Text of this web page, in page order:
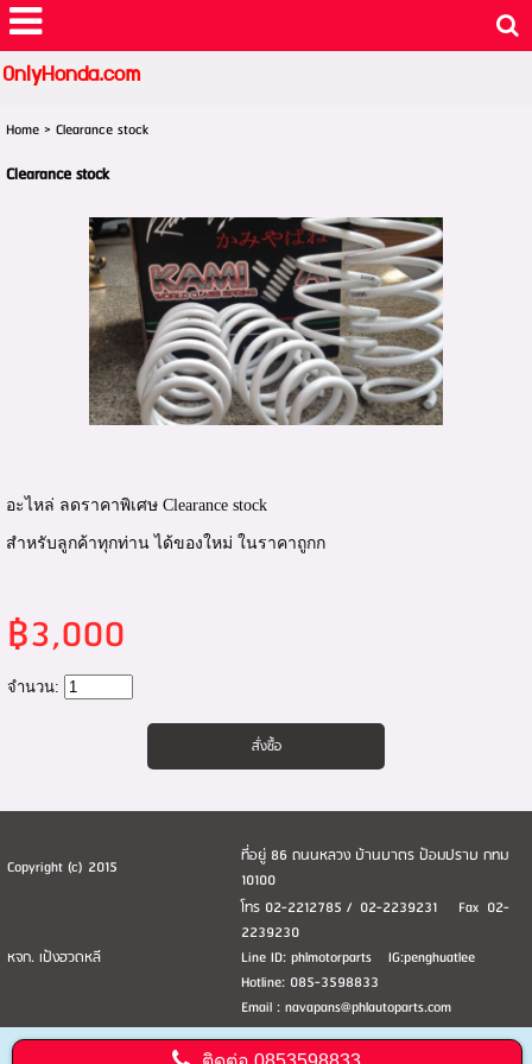
OnlyHonda.com
Home> Clearance stock
Clearance stock
อะไหล่ ลดราคาพิเศษ Clearance stock
สำหรับลูกค้าทุกท่าน ได้ของใหม่ ในราคาถูกก
฿3,000
จำนวน:
Copyright (c) 2015
ที่อยู่ 86 ถนนหลวง บ้านบาตร ป้อมปราบ กทม
10100
หจก. เป้งฮวดหลี
โทร 02-2212785 / 02-2239231 Fax 02-
2239230
Line ID: phlmotorparts IG:penghuatlee
Hotline: 085-3598833
Email : navapans@phlautoparts.com